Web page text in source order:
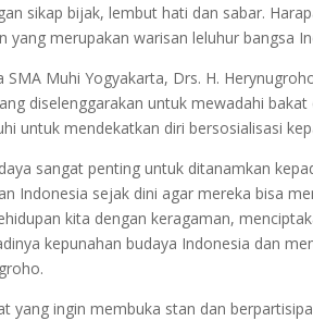
sikap bijak, lembut hati dan sabar.
yang merupakan warisan leluhur bangsa
SMA Muhi Yogyakarta, Drs. H.
diselenggarakan untuk mewadahi
untuk mendekatkan diri bersosialisasi
sangat penting untuk ditanamkan
Indonesia sejak dini agar mereka bisa
kita dengan keragaman,
kepunahan budaya Indonesia dan
yang ingin membuka stan dan